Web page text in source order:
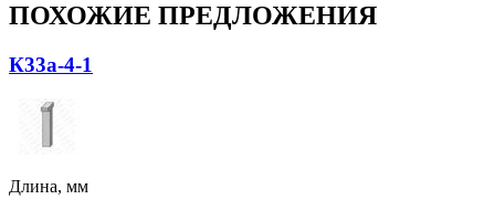
ПОХОЖИЕ ПРЕДЛОЖЕНИЯ
К33а-4-1
Длина, мм